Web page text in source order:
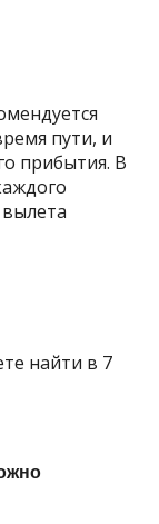
пути, и
прибытия. В
найти в 7